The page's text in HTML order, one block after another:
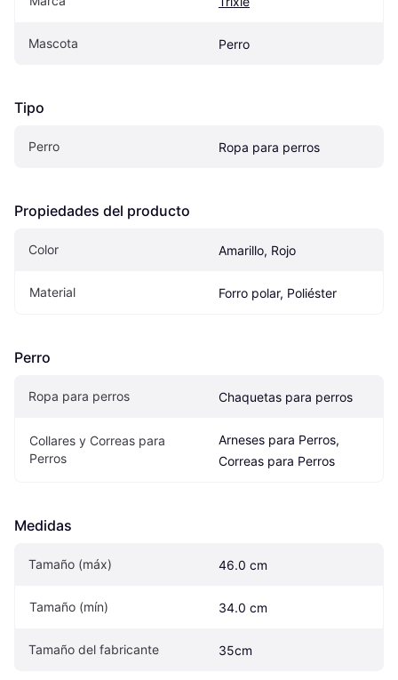
Mascota Perro
Tipo
Perro Ropa para perros
Propiedades del producto
Color Amarillo, Rojo
Material Forro polar, Poliéster
Perro
Ropa para perros Chaquetas para perros
Collares y Correas para
Perros
Arneses para Perros,
Correas para Perros
Medidas
Tamaño (máx) 46.0 cm
Tamaño (mín) 34.0 cm
Tamaño del fabricante 35cm